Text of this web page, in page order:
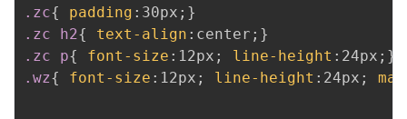
.zc{ padding : 30px ; }
.zc h2{ text-align : center ; }
.zc p{ font-size : 12px ; line-height : 24px ; }
.wz{ font-size : 12px ; line-height : 24px ;